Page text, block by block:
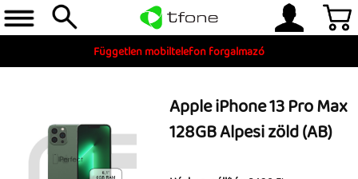
Független mobiltelefon forgalmazó
Apple iPhone 13 Pro Max
128GB Alpesi zöld (AB)